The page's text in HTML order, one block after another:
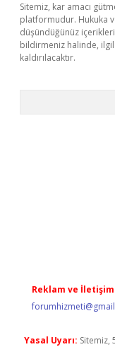
Sitemiz, kar amacı
platformudur. Hukuka
düşündüğünüz
bildirmeniz halinde,
kaldırılacaktır.
Reklam ve
Yasal Uyarı: Sitemiz,